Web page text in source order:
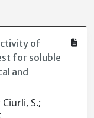
of
for soluble
and
S.;